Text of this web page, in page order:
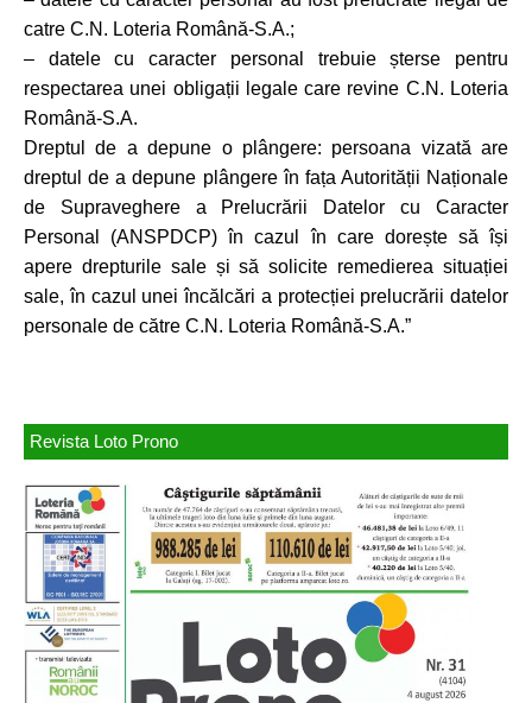
catre C.N. Loteria Română-S.A.;
– datele cu caracter personal trebuie șterse pentru
respectarea unei obligații legale care revine C.N. Loteria
Română-S.A.
Dreptul de a depune o plângere: persoana vizată are
dreptul de a depune plângere în fața Autorității Naționale
de Supraveghere a Prelucrării Datelor cu Caracter
Personal (ANSPDCP) în cazul în care dorește să își
apere drepturile sale și să solicite remedierea situației
sale, în cazul unei încălcări a protecției prelucrării datelor
personale de către C.N. Loteria Română-S.A.”
Revista Loto Prono